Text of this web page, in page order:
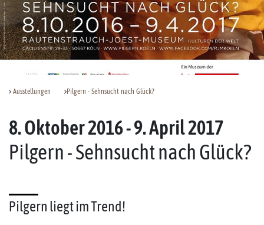
Ausstellungen Pilgern - Sehnsucht nach Glück?
8. Oktober 2016 - 9. April 2017
Pilgern - Sehnsucht nach Glück?
Pilgern liegt im Trend!